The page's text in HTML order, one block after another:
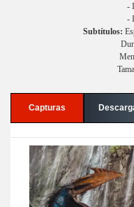
-
-
Subtítulos:
Capturas